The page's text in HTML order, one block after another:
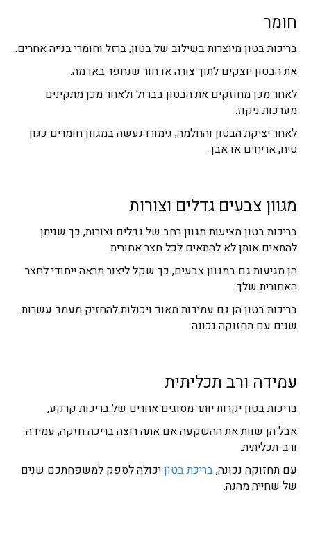
חומר
בריכות בטון מיוצרות בשילוב של בטון, ברזל וחומרי בנייה אחרים.
את הבטון יוצקים לתוך צורה או חור שנחפר באדמה.
לאחר מכן מחוזקים את הבטון בברזל ולאחר מכן מתקינים
מערכות ניקוז.
לאחר יציקת הבטון והחלמה, גימורו נעשה במגוון חומרים כגון
טיח, אריחים או אבן.
מגוון צבעים גדלים וצורות
בריכות בטון מציעות מגוון רחב של גדלים וצורות, כך שניתן
להתאים אותן לא להתאים לכל חצר אחורית.
הן מגיעות גם במגוון צבעים, כך שקל ליצור מראה ייחודי לחצר
האחורית שלך.
בריכות בטון הן גם עמידות מאוד ויכולות להחזיק מעמד עשרות
שנים עם תחזוקה נכונה.
עמידה ורב תכליתית
בריכות בטון יקרות יותר מסוגים אחרים של בריכות קרקע,
אבל הן שוות את ההשקעה אם אתה רוצה בריכה חזקה, עמידה
ורב-תכליתית.
עם תחזוקה נכונה,בריכת בטוןיכולה לספק למשפחתכם שנים
של שחייה מהנה.